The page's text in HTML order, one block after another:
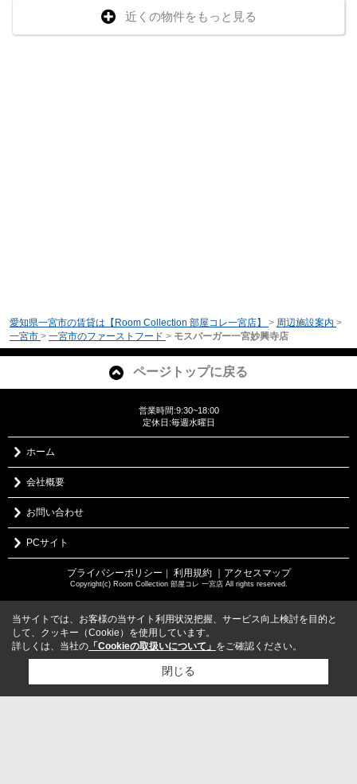
近くの物件をもっと見る
愛知県一宮市の賃貸は【Room Collection 部屋コレ一宮店】 > 周辺施設案内 >
一宮市 > 一宮市のファーストフード > モスバーガー一宮妙興寺店
ページトップに戻る
営業時間:9:30~18:00
定休日:毎週水曜日
ホーム
会社概要
お問い合わせ
PCサイト
プライバシーポリシー ｜ 利用規約 ｜アクセスマップ
Copyright(c) Room Collection 部屋コレ 一宮店 All rights reserved.
当サイトでは、お客様の当サイト利用状況把握、サービス向上検討を目的と
して、クッキー（Cookie）を使用しています。
詳しくは、当社の 「Cookieの取扱いについて」 をご確認ください。
閉じる